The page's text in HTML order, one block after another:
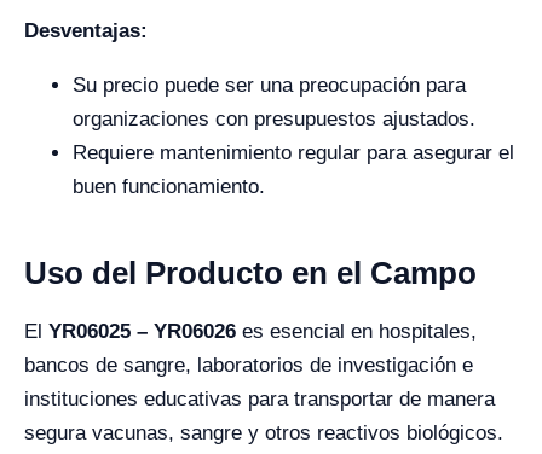
Desventajas:
Su precio puede ser una preocupación para
organizaciones con presupuestos ajustados.
Requiere mantenimiento regular para asegurar el
buen funcionamiento.
Uso del Producto en el Campo
El YR06025 – YR06026 es esencial en hospitales,
bancos de sangre, laboratorios de investigación e
instituciones educativas para transportar de manera
segura vacunas, sangre y otros reactivos biológicos.